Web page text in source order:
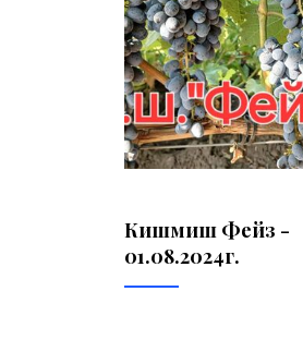
Кишмиш Фейз -
01.08.2024г.